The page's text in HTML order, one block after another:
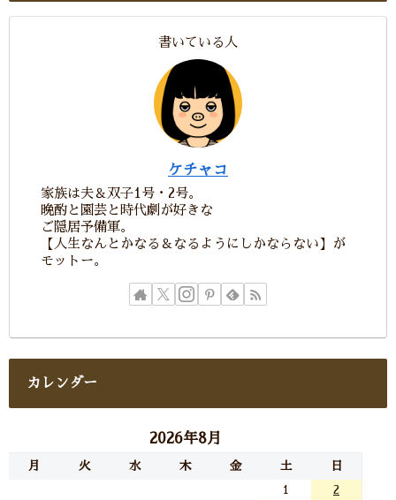
書いている人
ケチャコ
家族は夫＆双子1号・2号。
晩酌と園芸と時代劇が好きな
ご隠居予備軍。
【人生なんとかなる＆なるようにしかならない】が
モットー。
カレンダー
2026年8月
月 火 水 木 金 土 日
1
2